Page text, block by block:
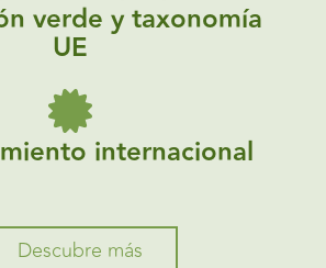
verde y taxonomía
UE
internacional
Descubre más